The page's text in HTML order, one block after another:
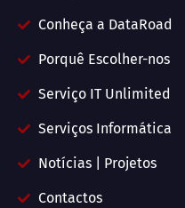
Conheça a DataRoad
Porquê Escolher-nos
Serviço IT Unlimited
Serviços Informática
Notícias | Projetos
Contactos